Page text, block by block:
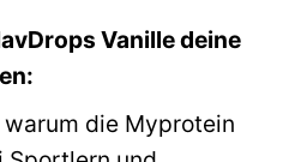
Vanille deine
die Myprotein